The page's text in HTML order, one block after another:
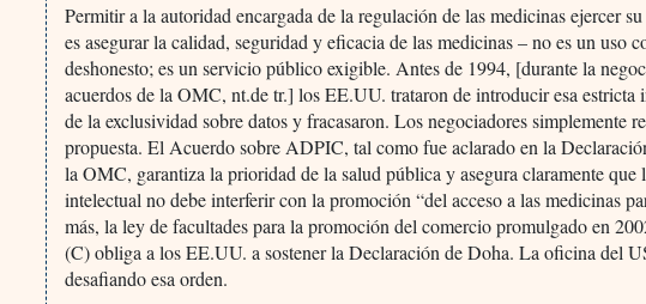
Permitir a la autoridad encargada de la regulación de las medicinas ejercer
es asegurar la calidad, seguridad y eficacia de las medicinas – no es un uso
deshonesto; es un servicio público exigible. Antes de 1994, [durante la
acuerdos de la OMC, nt.de tr.] los EE.UU. trataron de introducir esa estricta
de la exclusividad sobre datos y fracasaron. Los negociadores simplemente
propuesta. El Acuerdo sobre ADPIC, tal como fue aclarado en la
la OMC, garantiza la prioridad de la salud pública y asegura claramente que
intelectual no debe interferir con la promoción “del acceso a las medicinas
más, la ley de facultades para la promoción del comercio promulgado en
(C) obliga a los EE.UU. a sostener la Declaración de Doha. La oficina del
desafiando esa orden.